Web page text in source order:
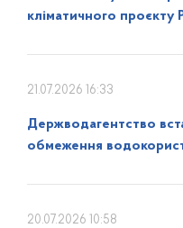
кліматичного проєкту
21.07.2026 16:33
Держводагентство
обмеження
20.07.2026 10:58